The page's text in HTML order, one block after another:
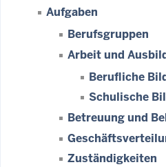
Aufgaben
Berufsgruppen
Arbeit und
Berufliche
Schulische
Betreuung und
Zuständigkeiten